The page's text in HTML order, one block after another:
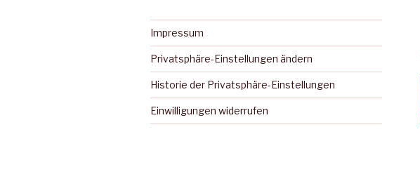
Impressum
Privatsphäre-Einstellungen ändern
Historie der Privatsphäre-Einstellungen
Einwilligungen widerrufen